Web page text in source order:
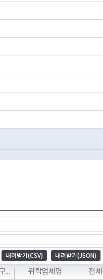
내려받기(CSV) 내려받기(JSON)
급식운영방식구분 위탁업체명 전